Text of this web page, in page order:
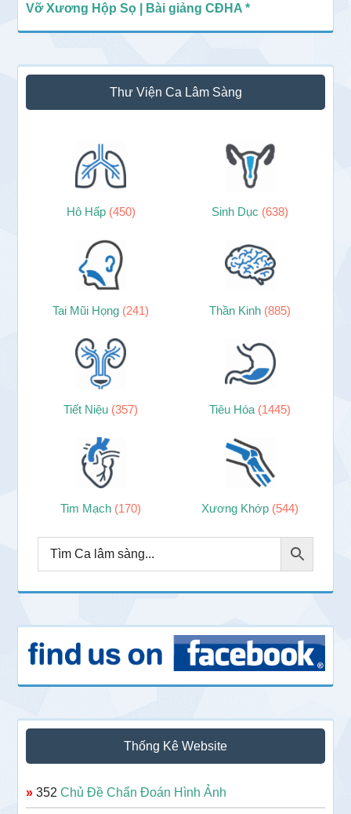
Vỡ Xương Hộp Sọ | Bài giảng CĐHA *
Thư Viện Ca Lâm Sàng
Hô Hấp (450) Sinh Dục (638)
Tai Mũi Họng (241) Thần Kinh (885)
Tiết Niệu (357) Tiêu Hóa (1445)
Tim Mạch (170) Xương Khớp (544)
Thống Kê Website
» 352Chủ Đề Chẩn Đoán Hình Ảnh